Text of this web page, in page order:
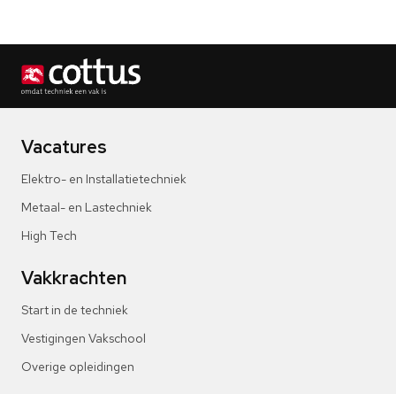
Vacatures
Elektro- en Installatietechniek
Metaal- en Lastechniek
High Tech
Vakkrachten
Start in de techniek
Vestigingen Vakschool
Overige opleidingen